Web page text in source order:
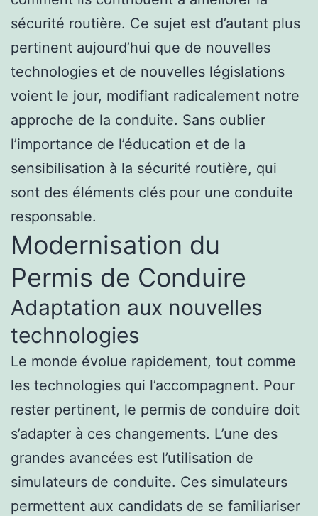
sécurité routière. Ce sujet est d’autant plus
pertinent aujourd’hui que de nouvelles
technologies et de nouvelles législations
voient le jour, modifiant radicalement notre
approche de la conduite. Sans oublier
l’importance de l’éducation et de la
sensibilisation à la sécurité routière, qui
sont des éléments clés pour une conduite
responsable.
Modernisation du
Permis de Conduire
Adaptation aux nouvelles
technologies
Le monde évolue rapidement, tout comme
les technologies qui l’accompagnent. Pour
rester pertinent, le permis de conduire doit
s’adapter à ces changements. L’une des
grandes avancées est l’utilisation de
simulateurs de conduite. Ces simulateurs
permettent aux candidats de se familiariser